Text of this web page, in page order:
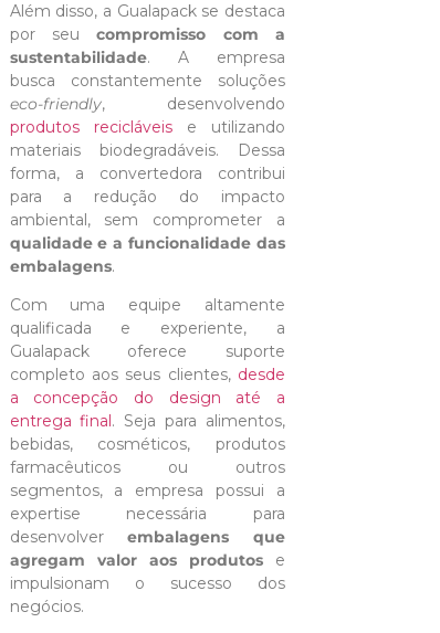
Além disso, a Gualapack se destaca
por seucompromisso com a
sustentabilidade. A empresa
busca constantemente soluções
eco-friendly, desenvolvendo
produtos recicláveise utilizando
materiais biodegradáveis. Dessa
forma, a convertedora contribui
para a redução do impacto
ambiental, sem comprometer a
qualidade e a funcionalidade das
embalagens.
Com uma equipe altamente
qualificada e experiente, a
Gualapack oferece suporte
completo aos seus clientes, desde
a concepção do design até a
entrega final . Seja para alimentos,
bebidas, cosméticos, produtos
farmacêuticos ou outros
segmentos, a empresa possui a
expertise necessária para
desenvolverembalagens que
agregam valor aos produtose
impulsionam o sucesso dos
negócios.